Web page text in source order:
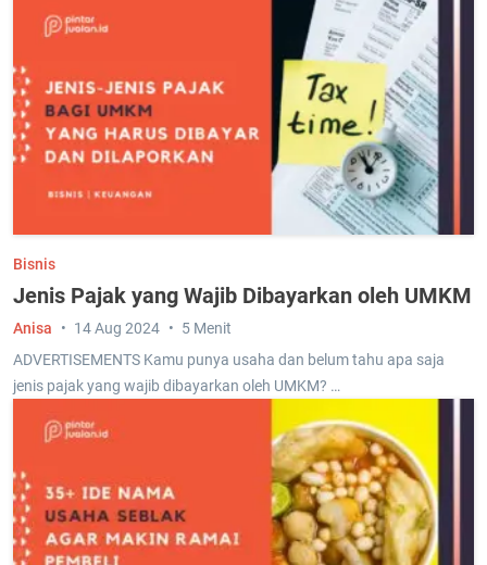
Bisnis
Jenis Pajak yang Wajib Dibayarkan oleh UMKM
ADVERTISEMENTS Kamu punya usaha dan belum tahu apa saja
jenis pajak yang wajib dibayarkan oleh UMKM? …
Anisa 14 Aug 2024 5 Menit